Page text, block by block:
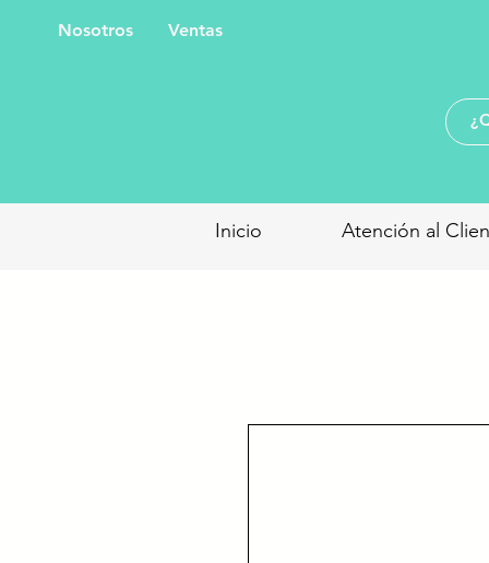
Nosotros Ventas
Inicio Atención al